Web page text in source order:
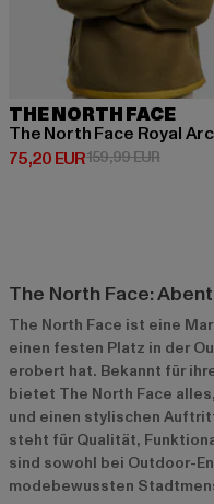
THE NORTH FACE
The North Face Royal
75,20 EUR
Derzeitiger Preis: 75,20 EUR
159,99 EUR
The North Face:
The North Face ist eine
einen festen Platz in der
erobert hat. Bekannt für
bietet The North Face
und einen stylischen
steht für Qualität,
sind sowohl bei Outdoor-
modebewussten